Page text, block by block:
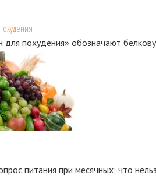
для похудения» обозначают
питания при месячных: что